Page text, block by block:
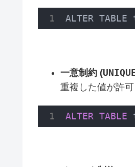
ALTER
一意制約 (
重複した値が許
ALTER TABLE